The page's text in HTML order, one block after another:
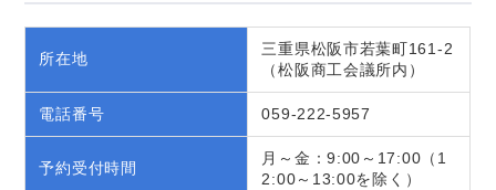
所在地
三重県松阪市若葉町161-2
（松阪商工会議所内）
電話番号 059-222-5957
予約受付時間
月～金：9:00～17:00（1
2:00～13:00を除く）